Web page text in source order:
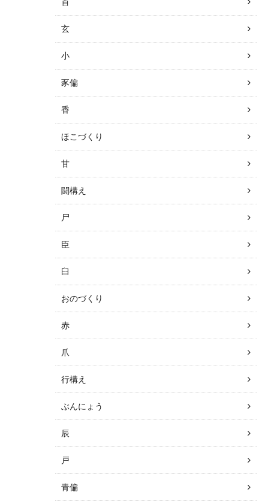
玄
小
豕偏
香
ほこづくり
甘
闘構え
尸
臣
臼
おのづくり
赤
爪
行構え
ぶんにょう
辰
戸
青偏